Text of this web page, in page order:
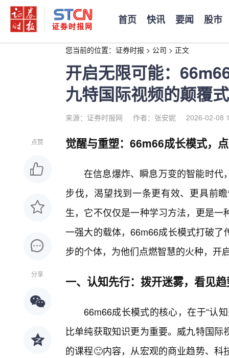
首页 快讯 要闻 股市
您当前的位置： 证券时报 > 公司 > 正文
开启无限可能：
九特国际视频的颠覆
来源：证券时报网 作者：张安妮 2026-02-08
点赞
分享
觉醒与重塑：66m66成长模式，
在信息爆炸、瞬息万变的智能时代
步伐，渴望找到一条更有效、更具前
生，它不仅仅是一种学习方法，更是
一强大的载体，66m66成长模式打破
步的个体，为他们点燃智慧的火种，开
一、认知先行：拨开迷雾，看见
66m66成长模式的核心，在于“认
比单纯获取知识更为重要。威九特国
的课程🙂内容，从宏观的商业趋势、